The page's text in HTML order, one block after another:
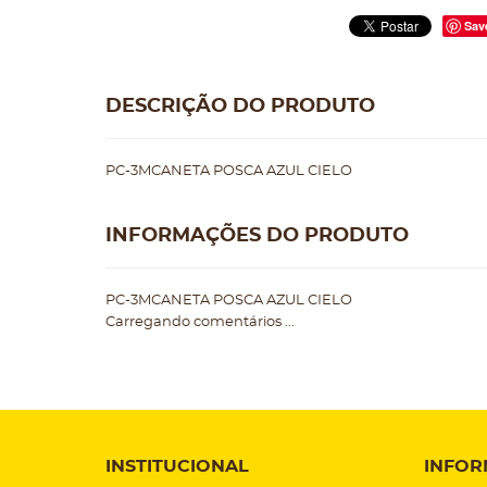
DESCRIÇÃO DO PRODUTO
PC-3MCANETA POSCA AZUL CIELO
INFORMAÇÕES DO PRODUTO
PC-3MCANETA POSCA AZUL CIELO
Carregando comentários ...
INSTITUCIONAL